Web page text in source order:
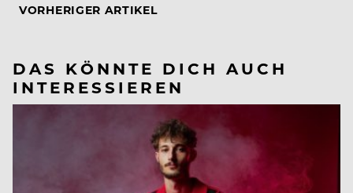
VORHERIGER ARTIKEL
DAS KÖNNTE DICH AUCH
INTERESSIEREN